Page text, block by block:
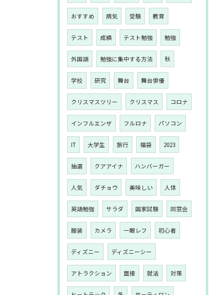
おすすめ 病気 受験 教育
テスト 成績 テスト勉強 勉強
外国語 勉強に集中する方法 秋
学校 研究 舞台 舞台俳優
クリスマスツリー クリスマス コロナ
インフルエンザ フルロナ パソコン
IT 大学生 旅行 福袋 2023
抽選 クアアイナ ハンバーガー
人気 ダチョウ 美味しい 人体
英語勉強 サラダ 国家試験 同窓会
服装 カメラ 一眼レフ 初心者
ディズニー ディズニーシー
アトラクション 面接 就活 対策